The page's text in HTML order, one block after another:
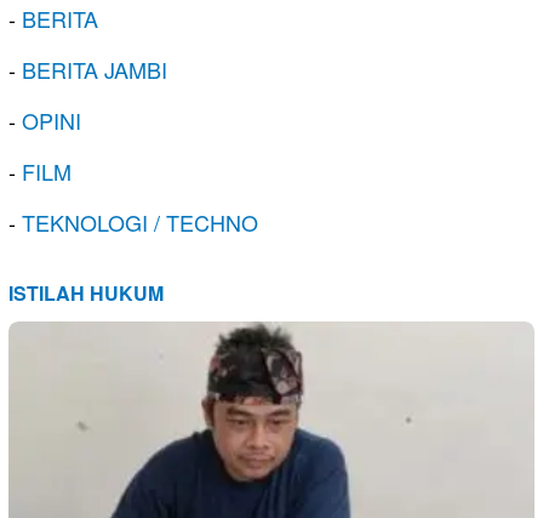
- BERITA
- BERITA JAMBI
-OPINI
- FILM
-TEKNOLOGI / TECHNO
ISTILAH HUKUM